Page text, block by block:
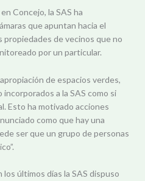
Concejo, la SAS ha
que apuntan hacia el
propiedades de vecinos que no
por un particular.
de espacios verdes,
a la SAS como si
Esto ha motivado acciones
como que hay una
ser que un grupo de personas
últimos días la SAS dispuso